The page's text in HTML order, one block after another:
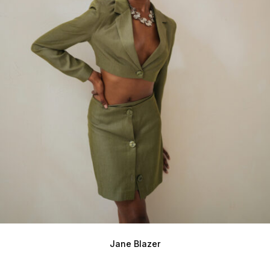
Jane Blazer